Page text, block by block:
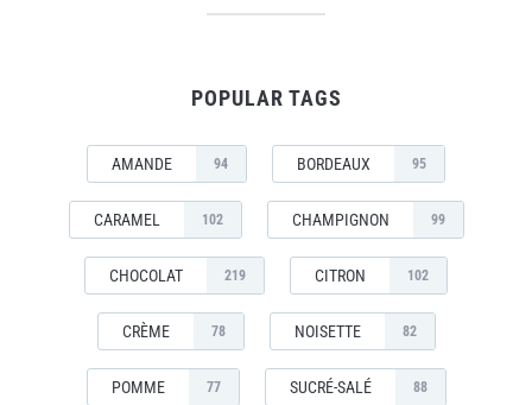
POPULAR TAGS
AMANDE 94 BORDEAUX 95
CARAMEL 102 CHAMPIGNON 99
CHOCOLAT 219 CITRON 102
CRÈME 78 NOISETTE 82
POMME 77 SUCRÉ-SALÉ 88